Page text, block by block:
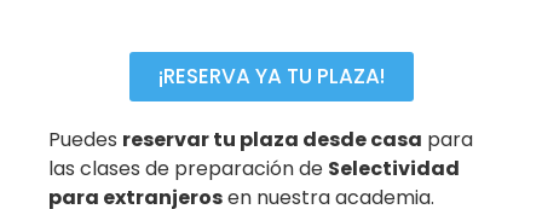
¡RESERVA YA TU PLAZA!
Puedes reservar tu plaza desde casa para
las clases de preparación de Selectividad
para extranjerosen nuestra academia.